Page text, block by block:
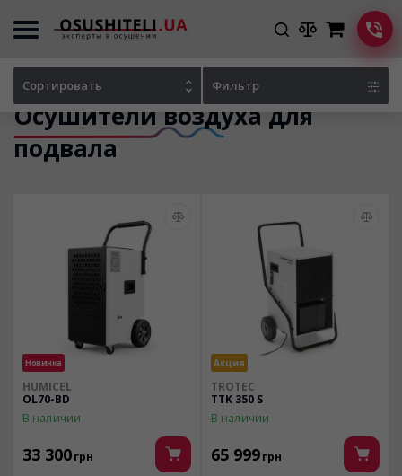
Осушители воздуха для
подвала
Сортировать Фильтр
Новинка
HUMICEL
OL70-BD
В наличии
33 300грн
Акция
TROTEC
TTK 350 S
В наличии
65 999грн